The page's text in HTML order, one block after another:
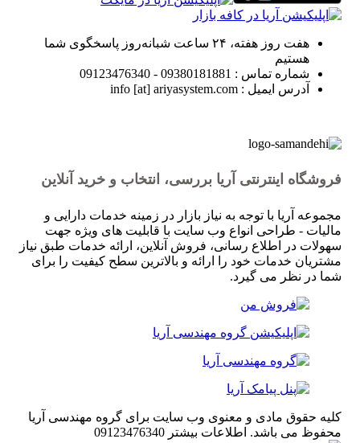
هفت روز هفته، ۲۴ ساعت شبانه‌روز پاسخگوی شما
هستیم
شماره تماس : 09380181881 - 09123476340
آدرس ایمیل : info [at] ariyasystem.com
فروشگاه اینترنتی آریا بررسی، انتخاب و خرید آنلاین
مجموعه آریا با توجه به نیاز بازار در زمینه خدمات دارایی و
مالیات - طراحی انواع وب سایت با قابلیت های ویژه جهت
سهولات در اطلاع رسانی، فروش آنلاین، ارائه خدمات طبق نیاز
مشتریان خدمات خود را ارائه و بالاترین سطح کیفیت را برای
شما در نظر می گیرد.
کلیه حقوق مادی و معنوی وب سایت برای گروه مهندسی آریا
محفوظ می باشد. اطلاعات بیشتر 09123476340